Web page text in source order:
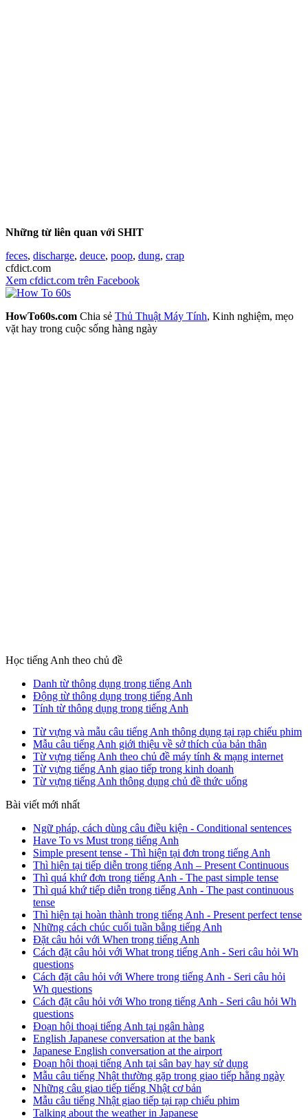
Những từ liên quan với SHIT
feces, discharge, deuce, poop, dung, crap
cfdict.com
Xem cfdict.com trên Facebook
HowTo60s.com Chia sẻ Thủ Thuật Máy Tính, Kinh nghiệm, mẹo
vặt hay trong cuộc sống hàng ngày
Học tiếng Anh theo chủ đề
Danh từ thông dụng trong tiếng Anh
Động từ thông dụng trong tiếng Anh
Tính từ thông dụng trong tiếng Anh
Từ vựng và mẫu câu tiếng Anh thông dụng tại rạp chiếu phim
Mẫu câu tiếng Anh giới thiệu về sở thích của bản thân
Từ vựng tiếng Anh theo chủ đề máy tính & mạng internet
Từ vựng tiếng Anh giao tiếp trong kinh doanh
Từ vựng tiếng Anh thông dụng chủ đề thức uống
Bài viết mới nhất
Ngữ pháp, cách dùng câu điều kiện - Conditional sentences
Have To vs Must trong tiếng Anh
Simple present tense - Thì hiện tại đơn trong tiếng Anh
Thì hiện tại tiếp diễn trong tiếng Anh – Present Continuous
Thì quá khứ đơn trong tiếng Anh - The past simple tense
Thì quá khứ tiếp diễn trong tiếng Anh - The past continuous
tense
Thì hiện tại hoàn thành trong tiếng Anh - Present perfect tense
Những cách chúc cuối tuần bằng tiếng Anh
Đặt câu hỏi với When trong tiếng Anh
Cách đặt câu hỏi với What trong tiếng Anh - Seri câu hỏi Wh
questions
Cách đặt câu hỏi với Where trong tiếng Anh - Seri câu hỏi
Wh questions
Cách đặt câu hỏi với Who trong tiếng Anh - Seri câu hỏi Wh
questions
Đoạn hội thoại tiếng Anh tại ngân hàng
English Japanese conversation at the bank
Japanese English conversation at the airport
Đoạn hội thoại tiếng Anh tại sân bay hay sử dụng
Mẫu câu tiếng Nhật thường gặp trong giao tiếp hằng ngày
Những câu giao tiếp tiếng Nhật cơ bản
Mẫu câu tiếng Nhật giao tiếp tại rạp chiếu phim
Talking about the weather in Japanese